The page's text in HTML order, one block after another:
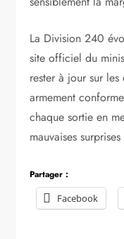
La Division 240
site officiel du
rester à jour sur
armement
chaque sortie en
mauvaises
Partager :
Facebook